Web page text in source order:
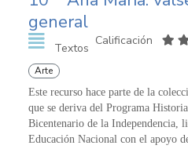
general
Textos
Calificación
Arte
Este recurso hace parte de la
que se deriva del Programa
Bicentenario de la Independencia,
Educación Nacional con el apoyo